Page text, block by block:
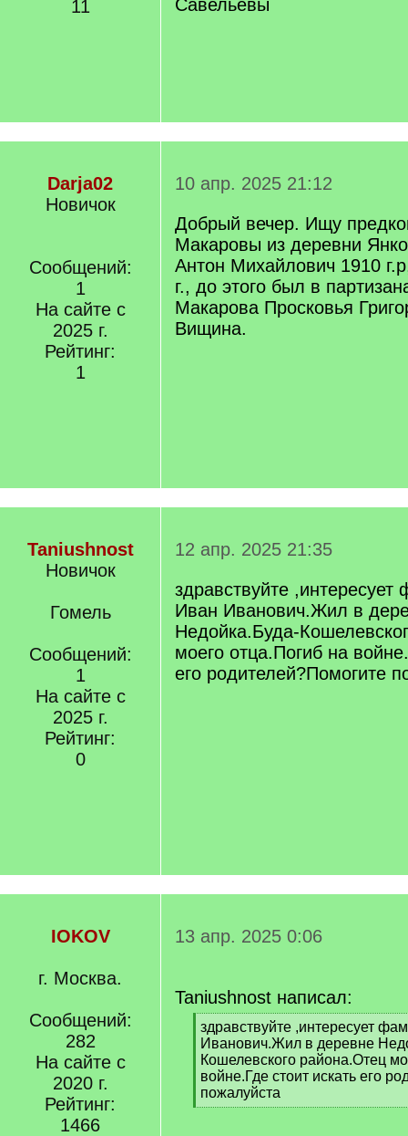
11 Савельевы
Darja02
Новичок
Сообщений:
1
На сайте с
2025 г.
Рейтинг:
1
10 апр. 2025 21:12
Добрый вечер. Ищу
Макаровы из деревни
Антон Михайлович 1910
г., до этого был в
Макарова Просковья
Вищина.
Taniushnost
Новичок
Гомель
Сообщений:
1
На сайте с
2025 г.
Рейтинг:
0
12 апр. 2025 21:35
здравствуйте
Иван Иванович.Жил в
Недойка.Буда-
моего отца.Погиб на
его родителей?Помогите
IOKOV
г. Москва.
Сообщений:
282
На сайте с
2020 г.
Рейтинг:
1466
13 апр. 2025 0:06
Taniushnost написал:
[
q
]
здравствуйте ,интересует
Иванович.Жил в деревне
Кошелевского района.Отец
войне.Где стоит искать его
пожалуйста
[